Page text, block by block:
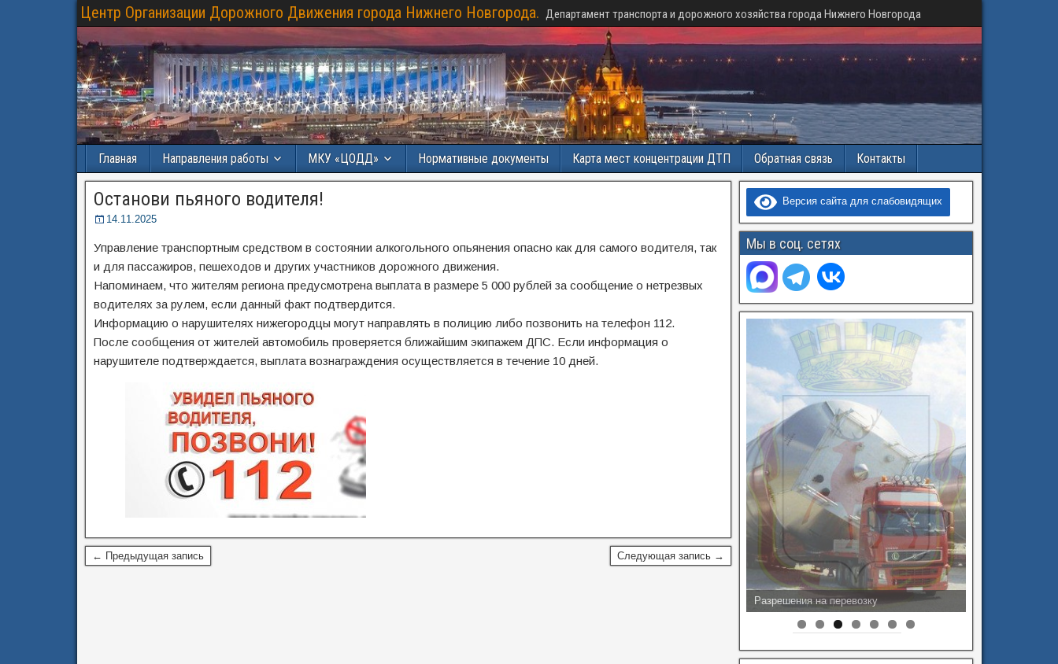
Центр Организации Дорожного Движения города Нижнего Новгорода. Департамент транспорта и дорожного хозяйства города Нижнего Новгорода
Главная Направления работы МКУ «ЦОДД» Нормативные документы Карта мест концентрации ДТП Обратная связь Контакты
Останови пьяного водителя!
14.11.2025
Управление транспортным средством в состоянии алкогольного опьянения опасно как для самого водителя, так
и для пассажиров, пешеходов и других участников дорожного движения.
Напоминаем, что жителям региона предусмотрена выплата в размере 5 000 рублей за сообщение о нетрезвых
водителях за рулем, если данный факт подтвердится.
Информацию о нарушителях нижегородцы могут направлять в полицию либо позвонить на телефон 112.
После сообщения от жителей автомобиль проверяется ближайшим экипажем ДПС. Если информация о
нарушителе подтверждается, выплата вознаграждения осуществляется в течение 10 дней.
← Предыдущая запись Следующая запись →
Версия сайта для слабовидящих
Мы в соц. сетях
Разрешения на перевозку